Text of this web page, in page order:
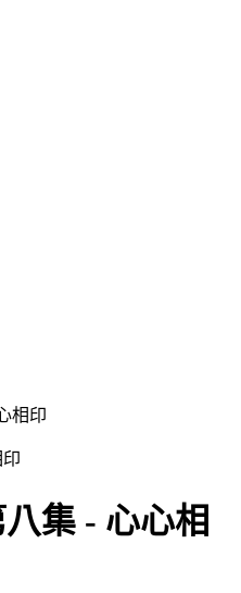
相印
八集 - 心心相